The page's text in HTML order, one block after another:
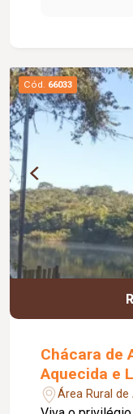
Cód. 66033
Chácara de
Aquecida e
Área Rural